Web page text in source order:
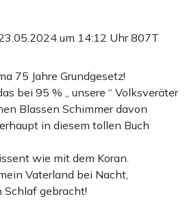
um 14:12 Uhr807T
75 Jahre Grundgesetz!
bei 95 % ,, unsere “ Volksveräter
Blassen Schimmer davon
in diesem tollen Buch
wie mit dem Koran.
Vaterland bei Nacht,
Schlaf gebracht!